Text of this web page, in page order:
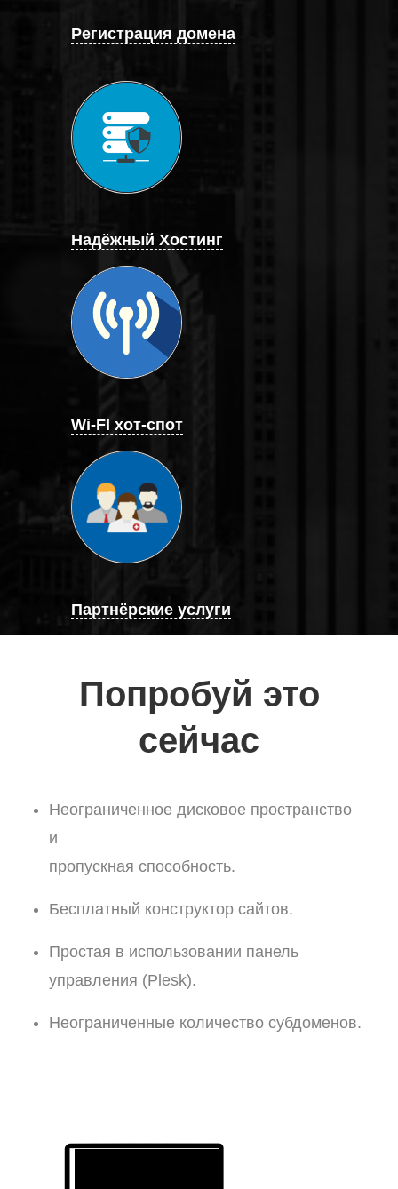
Регистрация домена
Надёжный Хостинг
Wi-FI хот-спот
Партнёрские услуги
Попробуй это
сейчас
Неограниченное дисковое пространство
и
пропускная способность.
Бесплатный конструктор сайтов.
Простая в использовании панель
управления (Plesk).
Неограниченные количество субдоменов.